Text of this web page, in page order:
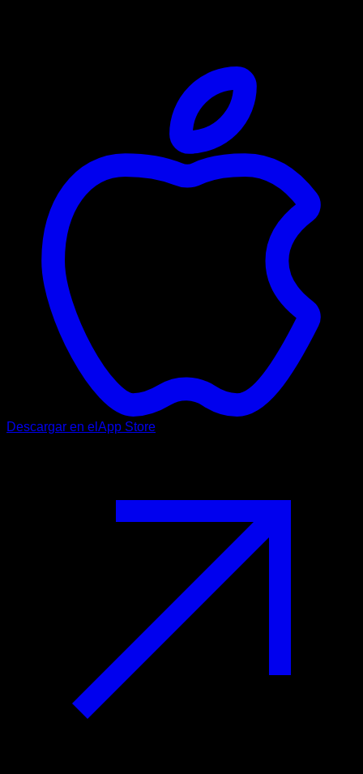
Descargar en el App Store